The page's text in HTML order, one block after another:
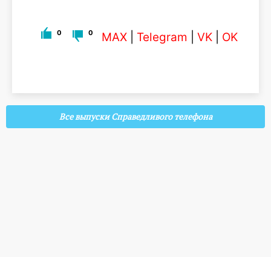
0 0 MAX Telegram VK OK
Все выпуски Справедливого телефона